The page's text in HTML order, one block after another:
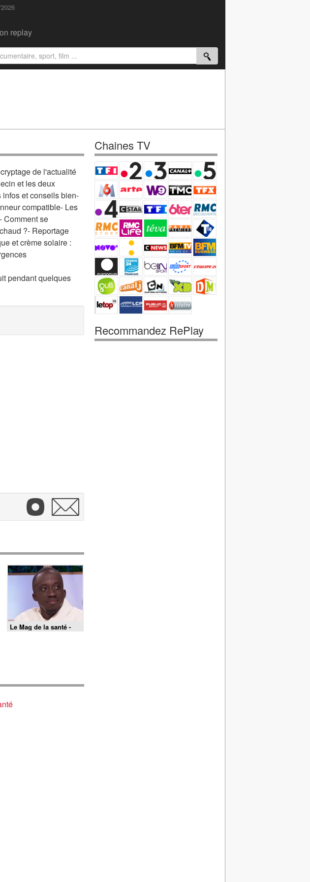
replay
de l'actualité
et les deux
et conseils bien-
compatible- Les
Comment se
?- Reportage
et crème solaire :
pendant quelques
Le Mag de la santé -
16/06/2026
Chaines TV
Recommandez RePlay